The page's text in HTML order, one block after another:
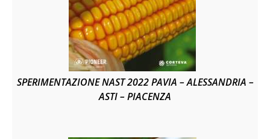
SPERIMENTAZIONE NAST 2022 PAVIA – ALESSANDRIA –
ASTI – PIACENZA